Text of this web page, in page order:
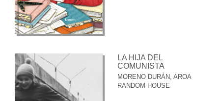
LA HIJA DEL
COMUNISTA
MORENO DURÁN, AROA
RANDOM HOUSE